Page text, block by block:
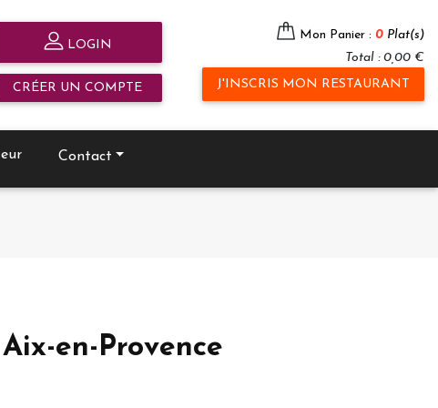
LOGIN
CRÉER UN COMPTE
Mon Panier : 0 Plat(s)
Total : 0,00 €
J'INSCRIS MON RESTAURANT
Contact
en-Provence